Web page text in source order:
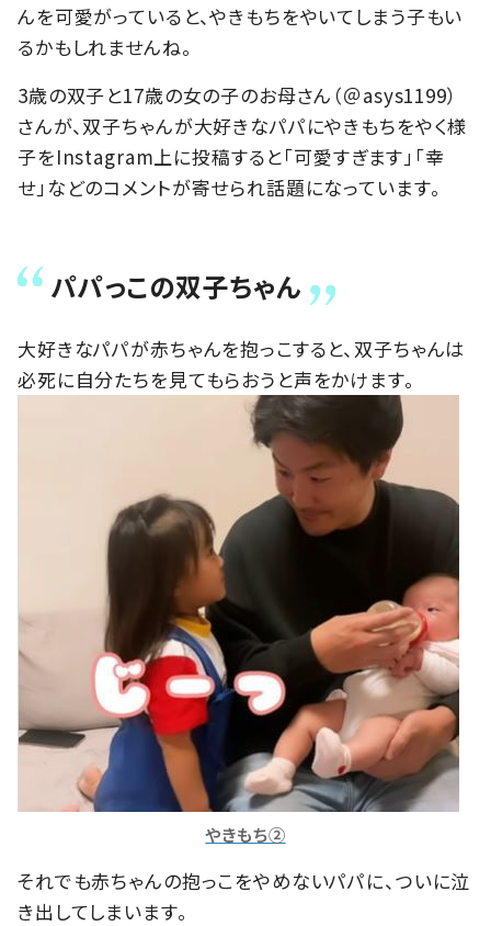
んを可愛がっていると、やきもちをやいてしまう子もい
るかもしれませんね。
3歳の双子と17歳の女の子のお母さん（＠asys1199）
さんが、双子ちゃんが大好きなパパにやきもちをやく様
子をInstagram上に投稿すると「可愛すぎます」「幸
せ」などのコメントが寄せられ話題になっています。
パパっこの双子ちゃん
大好きなパパが赤ちゃんを抱っこすると、双子ちゃんは
必死に自分たちを見てもらおうと声をかけます。
やきもち②
それでも赤ちゃんの抱っこをやめないパパに、ついに泣
き出してしまいます。